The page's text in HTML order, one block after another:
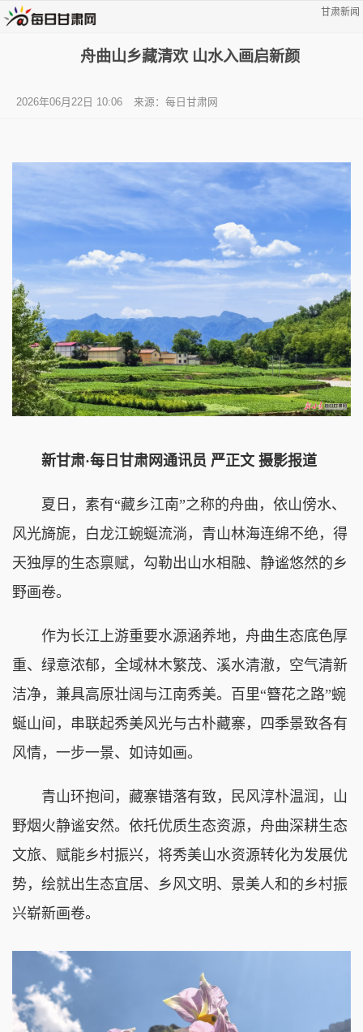
甘肃新闻
舟曲山乡藏清欢 山水入画启新颜
2026年06月22日 10:06 来源：每日甘肃网
新甘肃·每日甘肃网通讯员 严正文 摄影报道
夏日，素有“藏乡江南”之称的舟曲，依山傍水、
风光旖旎，白龙江蜿蜒流淌，青山林海连绵不绝，得
天独厚的生态禀赋，勾勒出山水相融、静谧悠然的乡
野画卷。
作为长江上游重要水源涵养地，舟曲生态底色厚
重、绿意浓郁，全域林木繁茂、溪水清澈，空气清新
洁净，兼具高原壮阔与江南秀美。百里“簪花之路”蜿
蜒山间，串联起秀美风光与古朴藏寨，四季景致各有
风情，一步一景、如诗如画。
青山环抱间，藏寨错落有致，民风淳朴温润，山
野烟火静谧安然。依托优质生态资源，舟曲深耕生态
文旅、赋能乡村振兴，将秀美山水资源转化为发展优
势，绘就出生态宜居、乡风文明、景美人和的乡村振
兴崭新画卷。